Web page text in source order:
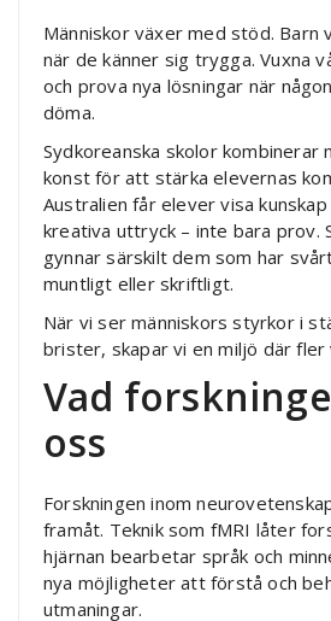
Människor växer med stöd. Barn
när de känner sig trygga. Vuxna
och prova nya lösningar när
döma.
Sydkoreanska skolor kombinerar
konst för att stärka elevernas
Australien får elever visa
kreativa uttryck – inte bara prov.
gynnar särskilt dem som har
muntligt eller skriftligt.
När vi ser människors styrkor i
brister, skapar vi en miljö där fler
Vad
oss
Forskningen inom
framåt. Teknik som fMRI låter
hjärnan bearbetar språk och
nya möjligheter att förstå och
utmaningar.